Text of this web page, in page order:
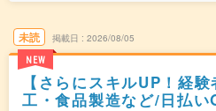
未読
NEW
掲載日 2026/08/05
【さらにスキルUP！経
工・食品製造など/日払い